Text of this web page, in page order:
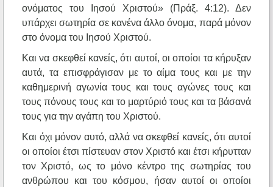
ονόματος του Ιησού Χριστού» (Πράξ. 4:12). Δεν
υπάρχει σωτηρία σε κανένα άλλο όνομα, παρά μόνον
στο όνομα του Ιησού Χριστού.
Και να σκεφθεί κανείς, ότι αυτοί, οι οποίοι τα κήρυξαν
αυτά, τα επισφράγισαν με το αίμα τους και με την
καθημερινή αγωνία τους και τους αγώνες τους και
τους πόνους τους και το μαρτύριό τους και τα βάσανά
τους για την αγάπη του Χριστού.
Και όχι μόνον αυτό, αλλά να σκεφθεί κανείς, ότι αυτοί
οι οποίοι έτσι πίστευαν στον Χριστό και έτσι κήρυτταν
τον Χριστό, ως το μόνο κέντρο της σωτηρίας του
ανθρώπου και του κόσμου, ήσαν αυτοί οι οποίοι